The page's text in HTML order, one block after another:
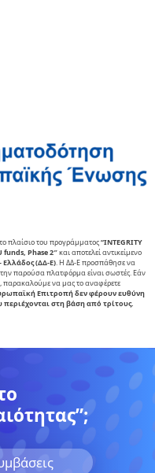
πλαίσιο του προγράμματος“INTEGRITY
Phase 2″και αποτελεί αντικείµενο
Ελλάδος (ΔΔ-Ε). Η ΔΔ-Ε προσπάθησε να
παρούσα πλατφόρμα είναι σωστές. Εάν
παρακαλούμε να μας το αναφέρετε
Επιτροπή δεν φέρουν ευθύνη
περιέχονται στη βάση από τρίτους.